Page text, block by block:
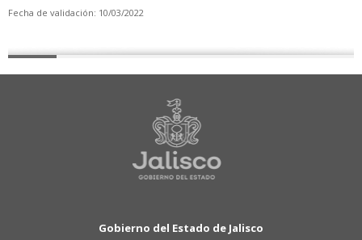
Fecha de validación: 10/03/2022
Gobierno del Estado de Jalisco